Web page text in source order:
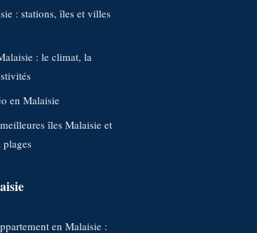
: stations, îles et villes
: le climat, la
en Malaisie
îles Malaisie et
plages
en Malaisie :